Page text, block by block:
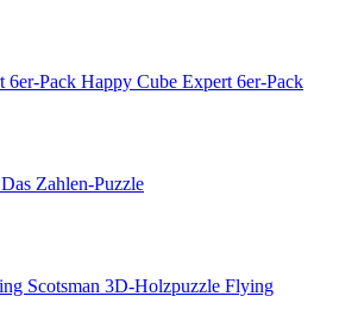
Happy Cube Expert 6er-Pack
Das Zahlen-Puzzle
3D-Holzpuzzle Flying